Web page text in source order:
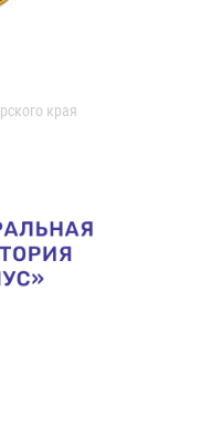
края